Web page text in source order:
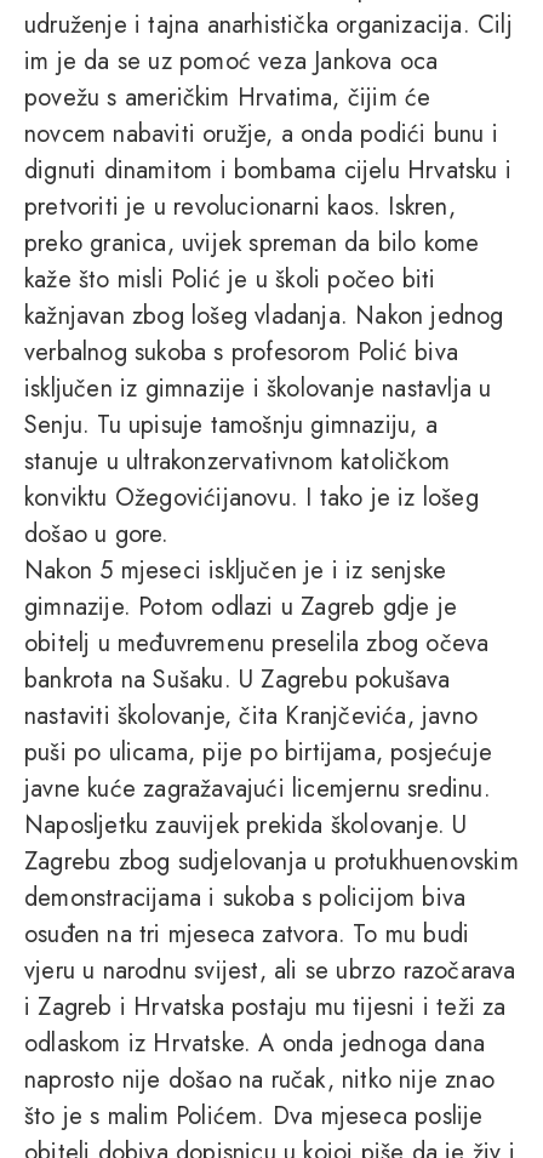
udruženje i tajna anarhistička organizacija. Cilj
im je da se uz pomoć veza Jankova oca
povežu s američkim Hrvatima, čijim će
novcem nabaviti oružje, a onda podići bunu i
dignuti dinamitom i bombama cijelu Hrvatsku i
pretvoriti je u revolucionarni kaos. Iskren,
preko granica, uvijek spreman da bilo kome
kaže što misli Polić je u školi počeo biti
kažnjavan zbog lošeg vladanja. Nakon jednog
verbalnog sukoba s profesorom Polić biva
isključen iz gimnazije i školovanje nastavlja u
Senju. Tu upisuje tamošnju gimnaziju, a
stanuje u ultrakonzervativnom katoličkom
konviktu Ožegovićijanovu. I tako je iz lošeg
došao u gore.
Nakon 5 mjeseci isključen je i iz senjske
gimnazije. Potom odlazi u Zagreb gdje je
obitelj u međuvremenu preselila zbog očeva
bankrota na Sušaku. U Zagrebu pokušava
nastaviti školovanje, čita Kranjčevića, javno
puši po ulicama, pije po birtijama, posjećuje
javne kuće zagražavajući licemjernu sredinu.
Naposljetku zauvijek prekida školovanje. U
Zagrebu zbog sudjelovanja u protukhuenovskim
demonstracijama i sukoba s policijom biva
osuđen na tri mjeseca zatvora. To mu budi
vjeru u narodnu svijest, ali se ubrzo razočarava
i Zagreb i Hrvatska postaju mu tijesni i teži za
odlaskom iz Hrvatske. A onda jednoga dana
naprosto nije došao na ručak, nitko nije znao
što je s malim Polićem. Dva mjeseca poslije